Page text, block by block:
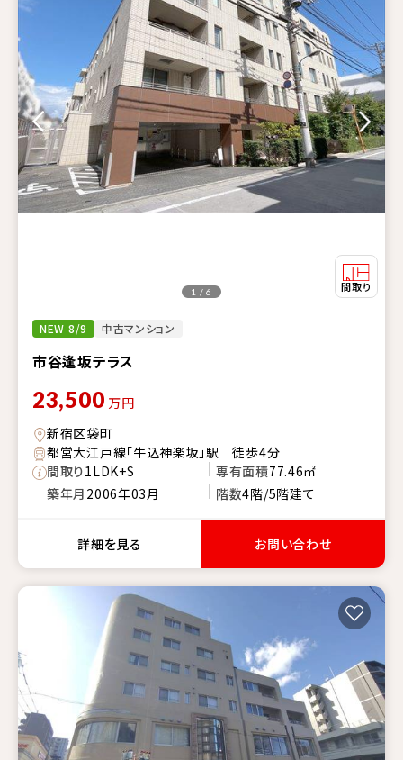
NEW 8/9 中古マンション
市谷逢坂テラス
1 / 6
23,500 万円
新宿区袋町
都営大江戸線「牛込神楽坂」駅 徒歩4分
間取り1LDK+S 専有面積77.46㎡
築年月 2006年03月 階数4階/5階建て
詳細を見る お問い合わせ